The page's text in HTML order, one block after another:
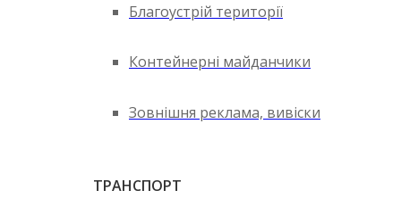
Благоустрій території
Контейнерні майданчики
Зовнішня реклама, вивіски
ТРАНСПОРТ